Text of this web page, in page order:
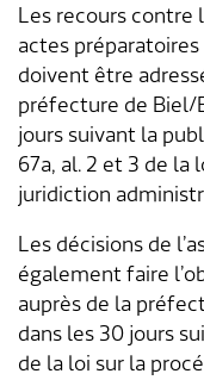
Les recours contre
actes
doivent être
préfecture de Biel/
jours suivant la
67a, al. 2 et 3 de la
juridiction
Les décisions de
également faire
auprès de la
dans les 30 jours
de la loi sur la
Déchets
Animaux
Transports &
Sécurité
A propos de
Economie
Garderie
Collaborateurs
Postes vacants
Stage /
Réseaux de